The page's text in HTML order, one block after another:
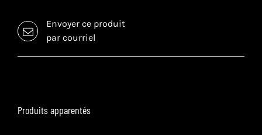
Envoyer ce produit
par courriel
Produits apparentés